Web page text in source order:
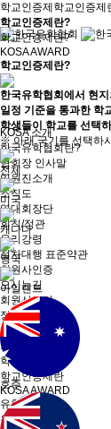
KOSA 소개
한국유학협회란?
협회장 인사말
임원진소개
조직도
역대회장단
회칙/정관
윤리강령
절차대행 표준약관
회원사인증
오시는길
회원사보기
정회원(유학원)
학교회원
기업회원
학교인증제
학교인증제란
KOSA AWARD
유학프로그램
유학프로그램
학교인증제 학교인증제
학교인증제란?
학교인증제란?
KOSA AWARD
학교인증제란?
한국유학협회에서 현
일정 기준을 통과한 학
학생들이 학교를 선택
※ 아래 국기를 선택하
전체
미국
캐나다
영국
아일랜드
호주